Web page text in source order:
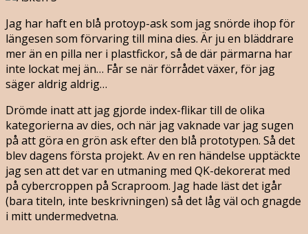
Jag har haft en blå protoyp-ask som jag snörde ihop för
längesen som förvaring till mina dies. Är ju en bläddrare
mer än en pilla ner i plastfickor, så de där pärmarna har
inte lockat mej än… Får se när förrådet växer, för jag
säger aldrig aldrig…
Drömde inatt att jag gjorde index-flikar till de olika
kategorierna av dies, och när jag vaknade var jag sugen
på att göra en grön ask efter den blå prototypen. Så det
blev dagens första projekt. Av en ren händelse upptäckte
jag sen att det var en utmaning med QK-dekorerat med
på cybercroppen på Scraproom. Jag hade läst det igår
(bara titeln, inte beskrivningen) så det låg väl och gnagde
i mitt undermedvetna.